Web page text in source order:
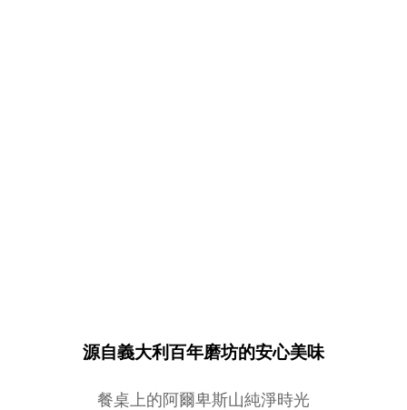
源自義大利百年磨坊的安心美味
餐桌上的阿爾卑斯山純淨時光